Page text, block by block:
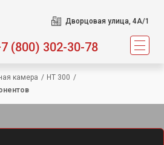
Дворцовая улица, 4А/1
(800) 302-30-78
камера / HT 300 /